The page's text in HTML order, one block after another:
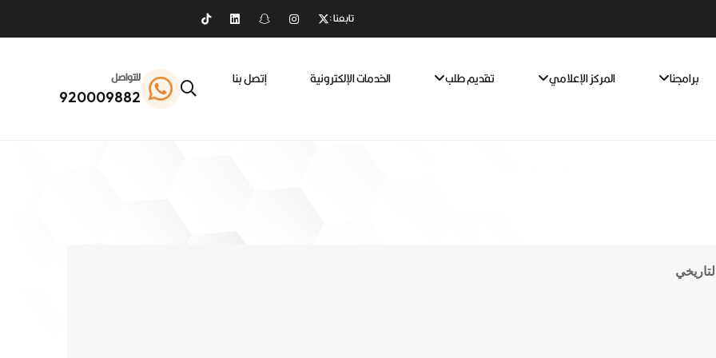
تابعنا :
برامجنا المركز الإعلامي تقديم طلب الخدمات الإلكترونية إتصل بنا
للتواصل
920009882